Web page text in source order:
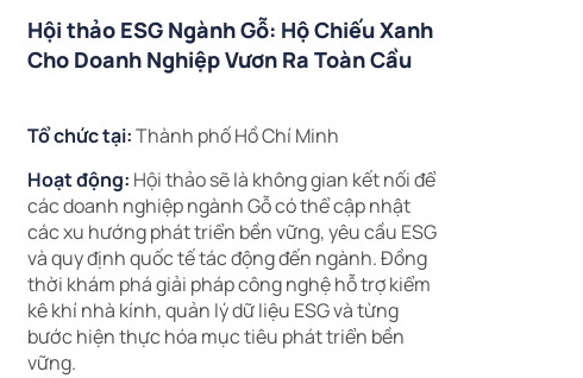
Hội thảo ESG Ngành Gỗ: Hộ Chiếu Xanh
Cho Doanh Nghiệp Vươn Ra Toàn Cầu
Tổ chức tại:Thành phố Hồ Chí Minh
Hoạt động: Hội thảo sẽ là không gian kết nối để
các doanh nghiệp ngành Gỗ có thể cập nhật
các xu hướng phát triển bền vững, yêu cầu ESG
và quy định quốc tế tác động đến ngành. Đồng
thời khám phá giải pháp công nghệ hỗ trợ kiểm
kê khí nhà kính, quản lý dữ liệu ESG và từng
bước hiện thực hóa mục tiêu phát triển bền
vững.